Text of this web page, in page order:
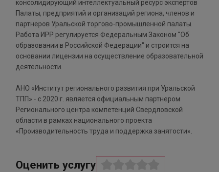
консолидирующий интеллектуальный ресурс экспертов
Палаты, предприятий и организаций региона, членов и
партнеров Уральской торгово-промышленной палаты.
Работа ИРР регулируется Федеральным Законом "Об
образовании в Российской Федерации" и строится на
основании лицензии на осуществление образовательной
деятельности.
АНО «Институт регионального развития при Уральской
ТПП» - с 2020 г. является официальным партнером
Регионального центра компетенций Свердловской
области в рамках национального проекта
«Производительность труда и поддержка занятости».
Оценить услугу